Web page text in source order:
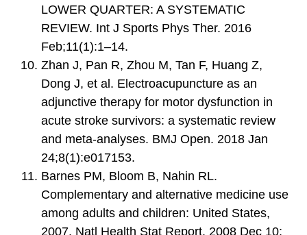
LOWER QUARTER: A SYSTEMATIC
REVIEW. Int J Sports Phys Ther. 2016
Feb;11(1):1–14.
Zhan J, Pan R, Zhou M, Tan F, Huang Z,
Dong J, et al. Electroacupuncture as an
adjunctive therapy for motor dysfunction in
acute stroke survivors: a systematic review
and meta-analyses. BMJ Open. 2018 Jan
24;8(1):e017153.
Barnes PM, Bloom B, Nahin RL.
Complementary and alternative medicine use
among adults and children: United States,
2007. Natl Health Stat Report. 2008 Dec 10;